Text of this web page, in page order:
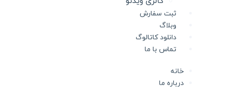
ثبت سفارش
وبلاگ
دانلود کاتالوگ
تماس با ما
خانه
درباره ما